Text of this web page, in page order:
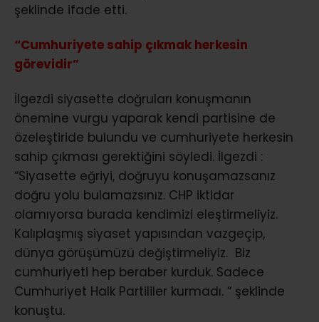
şeklinde ifade etti.
“Cumhuriyete sahip çıkmak herkesin
görevidir”
İlgezdi siyasette doğruları konuşmanın
önemine vurgu yaparak kendi partisine de
özeleştiride bulundu ve cumhuriyete herkesin
sahip çıkması gerektiğini söyledi. İlgezdi :
“Siyasette eğriyi, doğruyu konuşamazsanız
doğru yolu bulamazsınız. CHP iktidar
olamıyorsa burada kendimizi eleştirmeliyiz.
Kalıplaşmış siyaset yapısından vazgeçip,
dünya görüşümüzü değiştirmeliyiz. Biz
cumhuriyeti hep beraber kurduk. Sadece
Cumhuriyet Halk Partililer kurmadı. “ şeklinde
konuştu.